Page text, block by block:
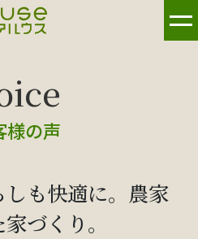
様の声
も快適に。農家
づくり。